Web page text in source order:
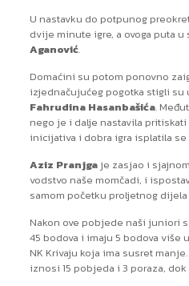
U nastavku do potpunog
dvije minute igre, a ovoga puta
Aganović.
Domaćini su potom ponovno
izjednačujućeg pogotka stigli su
Fahrudina Hasanbašića.
nego je i dalje nastavila
inicijativa i dobra igra isplatila se
Aziz Pranjgaje zasjao i
vodstvo naše momčadi, i
samom početku proljetnog
Nakon ove pobjede naši juniori
45 bodova i imaju 5 bodova više
NK Krivaju koja ima susret
iznosi 15 pobjeda i 3 poraza, dok